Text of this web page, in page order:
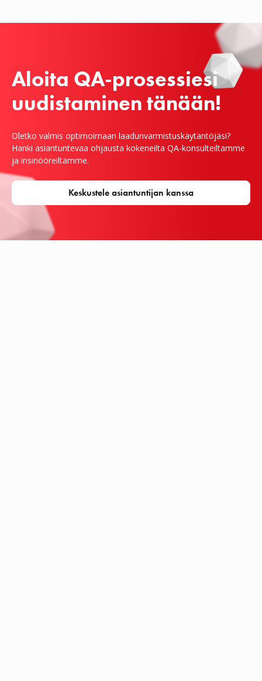
Aloita QA-prosessiesi
uudistaminen tänään!
Oletko valmis optimoimaan laadunvarmistuskäytäntöjäsi?
Hanki asiantuntevaa ohjausta kokeneilta QA-konsulteiltamme
ja insinööreiltämme.
Keskustele asiantuntijan kanssa